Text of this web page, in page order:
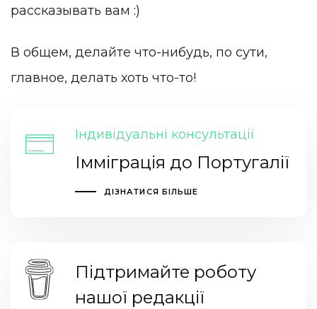
рассказывать вам :)
В общем, делайте что-нибудь, по сути,
главное, делать хоть что-то!
Індивідуальні консультації
Імміграція до Португалії
ДІЗНАТИСЯ БІЛЬШЕ
Підтримайте роботу
нашої редакції